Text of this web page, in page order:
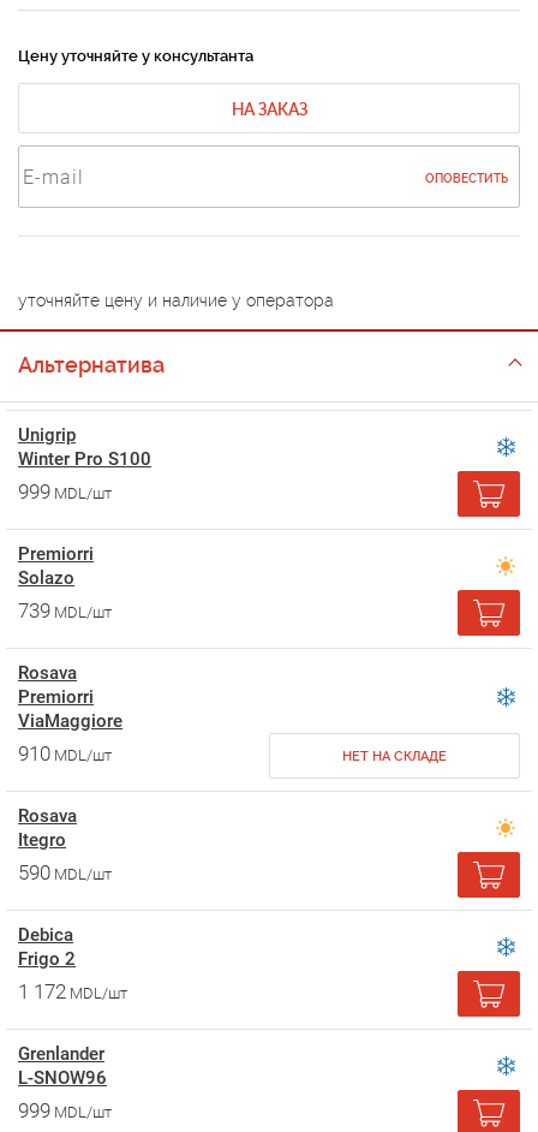
Цену уточняйте у консультанта
НА ЗАКАЗ
ОПОВЕСТИТЬ
уточняйте цену и наличие у оператора
Альтернатива
Unigrip
Winter Pro S100
999 MDL/шт
Premiorri
Solazo
739 MDL/шт
Rosava
Premiorri
ViaMaggiore
910 MDL/шт НЕТ НА СКЛАДЕ
Rosava
Itegro
590 MDL/шт
Debica
Frigo 2
1 172 MDL/шт
Grenlander
L-SNOW96
999 MDL/шт